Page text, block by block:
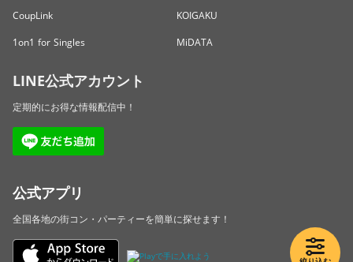
CoupLink
KOIGAKU
1on1 for Singles
MiDATA
LINE公式アカウント
定期的にお得な情報配信中！
公式アプリ
全国各地の街コン・パーティーを簡単に探せます！